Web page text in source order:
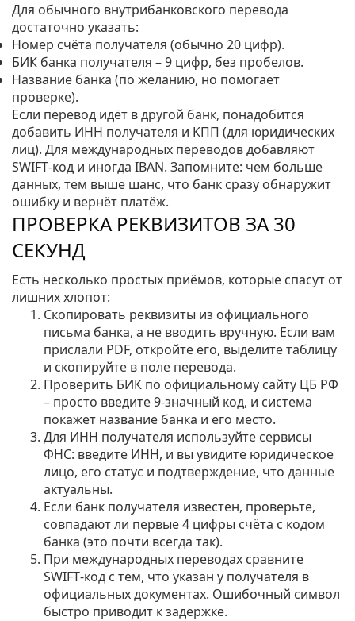
Для обычного внутрибанковского перевода
достаточно указать:
Номер счёта получателя (обычно 20 цифр).
БИК банка получателя – 9 цифр, без пробелов.
Название банка (по желанию, но помогает
проверке).
Если перевод идёт в другой банк, понадобится
добавить ИНН получателя и КПП (для юридических
лиц). Для международных переводов добавляют
SWIFT‑код и иногда IBAN. Запомните: чем больше
данных, тем выше шанс, что банк сразу обнаружит
ошибку и вернёт платёж.
ПРОВЕРКА РЕКВИЗИТОВ ЗА 30
СЕКУНД
Есть несколько простых приёмов, которые спасут от
лишних хлопот:
Скопировать реквизиты из официального
письма банка, а не вводить вручную. Если вам
прислали PDF, откройте его, выделите таблицу
и скопируйте в поле перевода.
Проверить БИК по официальному сайту ЦБ РФ
– просто введите 9‑значный код, и система
покажет название банка и его место.
Для ИНН получателя используйте сервисы
ФНС: введите ИНН, и вы увидите юридическое
лицо, его статус и подтверждение, что данные
актуальны.
Если банк получателя известен, проверьте,
совпадают ли первые 4 цифры счёта с кодом
банка (это почти всегда так).
При международных переводах сравните
SWIFT‑код с тем, что указан у получателя в
официальных документах. Ошибочный символ
быстро приводит к задержке.